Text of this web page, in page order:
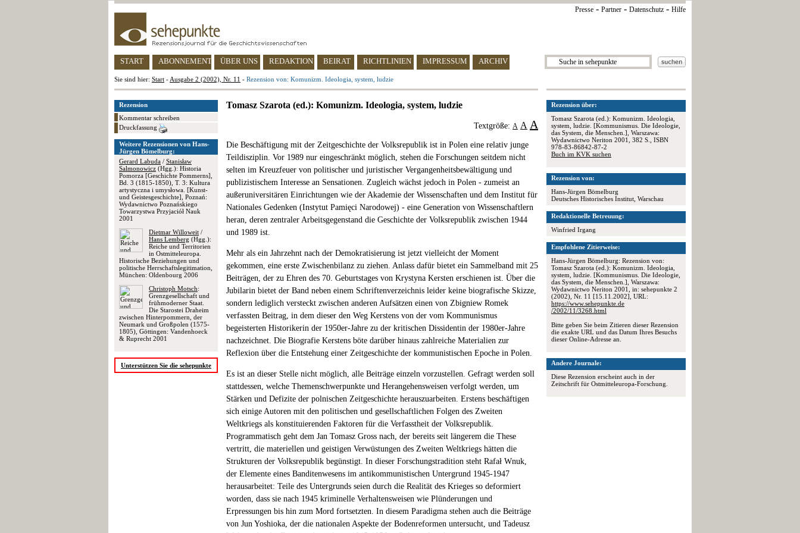
Presse - Partner - Datenschutz - Hilfe
START ABONNEMENT ÜBER UNS REDAKTION BEIRAT RICHTLINIEN IMPRESSUM ARCHIV
Sie sind hier: Start - Ausgabe 2 (2002), Nr. 11 - Rezension von: Komunizm. Ideologia, system, ludzie
Rezension über:
Tomasz Szarota (ed.): Komunizm. Ideologia,
system, ludzie. [Kommunismus. Die Ideologie,
das System, die Menschen.], Warszawa:
Wydawnictwo Neriton 2001, 382 S., ISBN
978-83-86842-87-2
Buch im KVK suchen
Rezension von:
Hans-Jürgen Bömelburg
Deutsches Historisches Institut, Warschau
Redaktionelle Betreuung:
Winfried Irgang
Empfohlene Zitierweise:
Hans-Jürgen Bömelburg: Rezension von:
Tomasz Szarota (ed.): Komunizm. Ideologia,
system, ludzie. [Kommunismus. Die Ideologie,
das System, die Menschen.], Warszawa:
Wydawnictwo Neriton 2001, in: sehepunkte 2
(2002), Nr. 11 [15.11.2002], URL:
https://www.sehepunkte.de
/2002/11/3268.html
Bitte geben Sie beim Zitieren dieser Rezension
die exakte URL und das Datum Ihres Besuchs
dieser Online-Adresse an.
Andere Journale:
Diese Rezension erscheint auch in der
Zeitschrift für Ostmitteleuropa-Forschung.
Rezension
Kommentar schreiben
Druckfassung
Weitere Rezensionen von Hans-
Jürgen Bömelburg:
Gerard Labuda / Stanisław
Salmonowicz (Hgg.): Historia
Pomorza [Geschichte Pommerns],
Bd. 3 (1815-1850), T. 3: Kultura
artystyczna i umysłowa. [Kunst-
und Geistesgeschichte], Poznań:
Wydawnictwo Poznańskiego
Towarzystwa Przyjaciół Nauk
2001
Dietmar Willoweit /
Hans Lemberg (Hgg.):
Reiche und Territorien
in Ostmitteleuropa.
Historische Beziehungen und
politische Herrschaftslegitimation,
München: Oldenbourg 2006
Christoph Motsch:
Grenzgesellschaft und
frühmoderner Staat.
Die Starostei Draheim
zwischen Hinterpommern, der
Neumark und Großpolen (1575-
1805), Göttingen: Vandenhoeck
& Ruprecht 2001
Unterstützen Sie die sehepunkte
Tomasz Szarota (ed.): Komunizm. Ideologia, system, ludzie
Textgröße: A A A
Die Beschäftigung mit der Zeitgeschichte der Volksrepublik ist in Polen eine relativ junge
Teildisziplin. Vor 1989 nur eingeschränkt möglich, stehen die Forschungen seitdem nicht
selten im Kreuzfeuer von politischer und juristischer Vergangenheitsbewältigung und
publizistischem Interesse an Sensationen. Zugleich wächst jedoch in Polen - zumeist an
außeruniversitären Einrichtungen wie der Akademie der Wissenschaften und dem Institut für
Nationales Gedenken (Instytut Pamięci Narodowej) - eine Generation von Wissenschaftlern
heran, deren zentraler Arbeitsgegenstand die Geschichte der Volksrepublik zwischen 1944
und 1989 ist.
Mehr als ein Jahrzehnt nach der Demokratisierung ist jetzt vielleicht der Moment
gekommen, eine erste Zwischenbilanz zu ziehen. Anlass dafür bietet ein Sammelband mit 25
Beiträgen, der zu Ehren des 70. Geburtstages von Krystyna Kersten erschienen ist. Über die
Jubilarin bietet der Band neben einem Schriftenverzeichnis leider keine biografische Skizze,
sondern lediglich versteckt zwischen anderen Aufsätzen einen von Zbigniew Romek
verfassten Beitrag, in dem dieser den Weg Kerstens von der vom Kommunismus
begeisterten Historikerin der 1950er-Jahre zu der kritischen Dissidentin der 1980er-Jahre
nachzeichnet. Die Biografie Kerstens böte darüber hinaus zahlreiche Materialien zur
Reflexion über die Entstehung einer Zeitgeschichte der kommunistischen Epoche in Polen.
Es ist an dieser Stelle nicht möglich, alle Beiträge einzeln vorzustellen. Gefragt werden soll
stattdessen, welche Themenschwerpunkte und Herangehensweisen verfolgt werden, um
Stärken und Defizite der polnischen Zeitgeschichte herauszuarbeiten. Erstens beschäftigen
sich einige Autoren mit den politischen und gesellschaftlichen Folgen des Zweiten
Weltkriegs als konstituierenden Faktoren für die Verfasstheit der Volksrepublik.
Programmatisch geht dem Jan Tomasz Gross nach, der bereits seit längerem die These
vertritt, die materiellen und geistigen Verwüstungen des Zweiten Weltkriegs hätten die
Strukturen der Volksrepublik begünstigt. In dieser Forschungstradition steht Rafał Wnuk,
der Elemente eines Banditenwesens im antikommunistischen Untergrund 1945-1947
herausarbeitet: Teile des Untergrunds seien durch die Realität des Krieges so deformiert
worden, dass sie nach 1945 kriminelle Verhaltensweisen wie Plünderungen und
Erpressungen bis hin zum Mord fortsetzten. In diesem Paradigma stehen auch die Beiträge
von Jun Yoshioka, der die nationalen Aspekte der Bodenreformen untersucht, und Tadeusz